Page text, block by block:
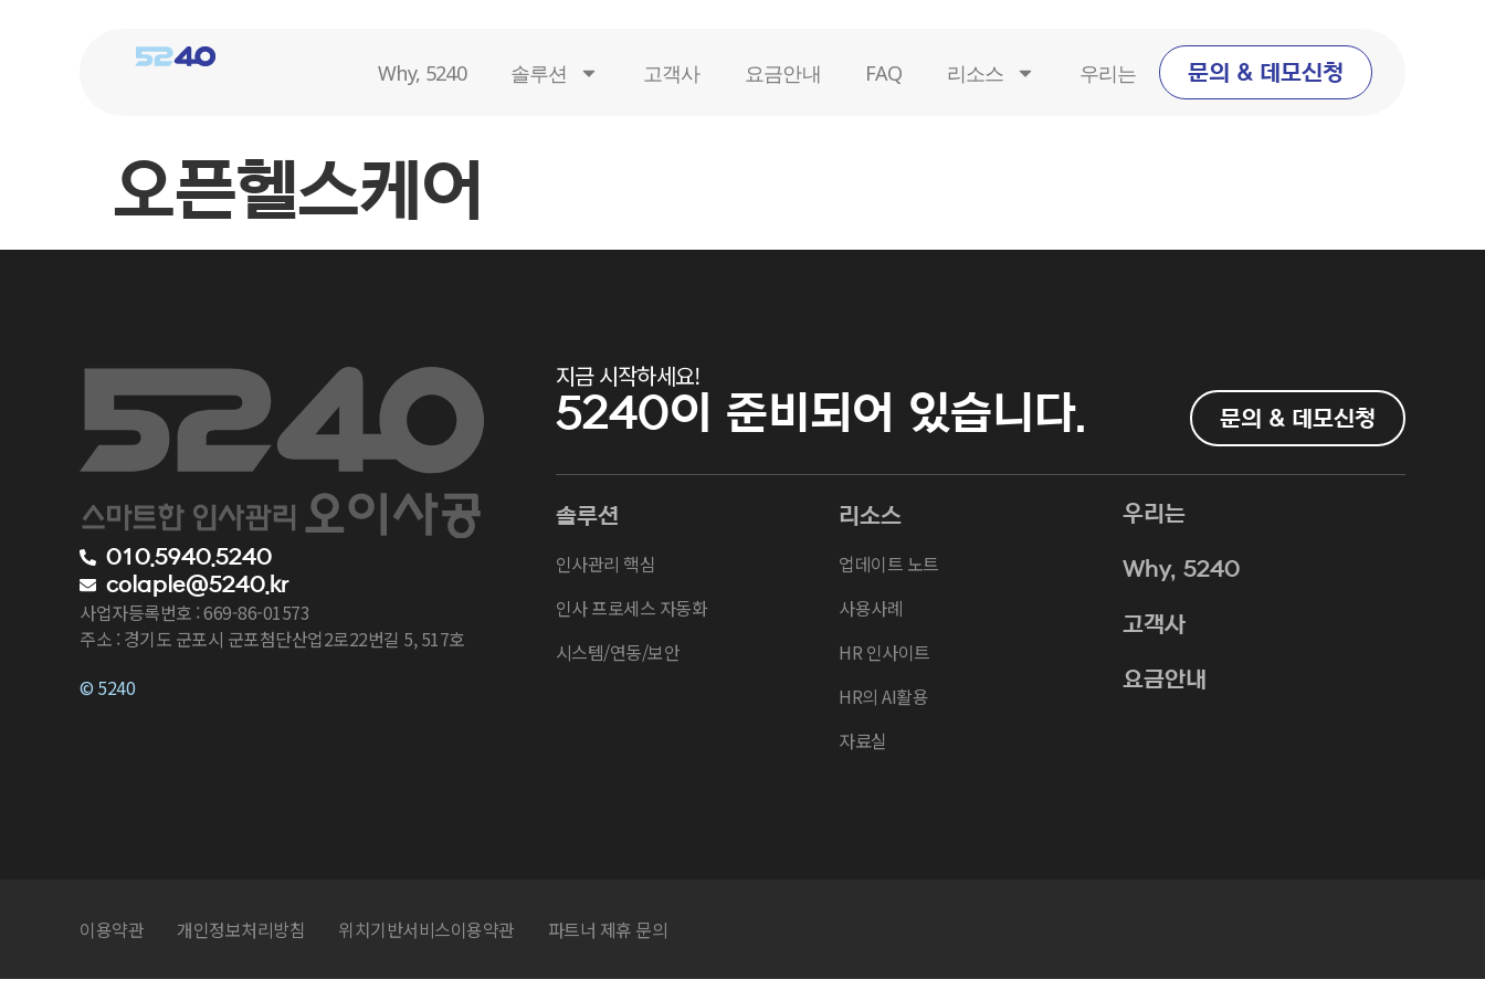
Why, 5240 솔루션 고객사 요금안내 FAQ 리소스 우리는 문의 & 데모신청
오픈헬스케어
010.5940.5240
colaple@5240.kr
사업자등록번호 : 669-86-01573
주소 : 경기도 군포시 군포첨단산업2로22번길 5, 517호
© 5240
지금 시작하세요!
5240이 준비되어 있습니다. 문의 & 데모신청
솔루션
인사관리 핵심
인사 프로세스 자동화
시스템/연동/보안
리소스
업데이트 노트
사용사례
HR 인사이트
HR의 AI활용
자료실
우리는
Why, 5240
고객사
요금안내
이용약관 개인정보처리방침 위치기반서비스이용약관 파트너 제휴 문의